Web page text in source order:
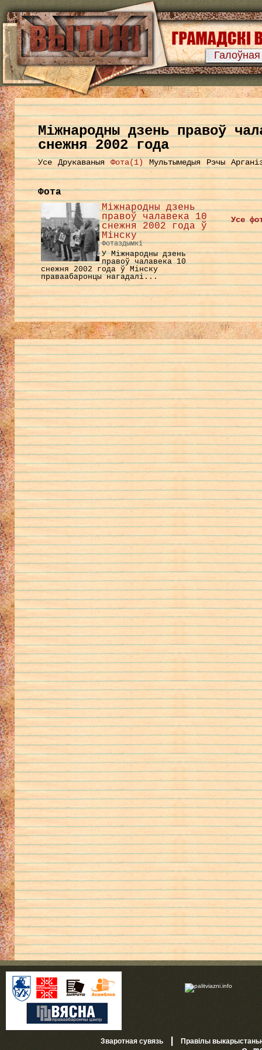
Галоўная
Міжнародны дзень правоў
снежня 2002 года
Усе Друкаваныя Фота(1) Мультымедыя Рэчы
Фота
Міжнародны дзень
правоў чалавека 10
снежня 2002 года ў
Мінску
Фотаздымкі
У Міжнародны дзень
правоў чалавека 10
снежня 2002 года ў Мінску
праваабаронцы нагадалі...
Усе
Зваротная сувязь| Правілы